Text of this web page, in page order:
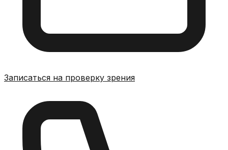
Записаться на проверку зрения